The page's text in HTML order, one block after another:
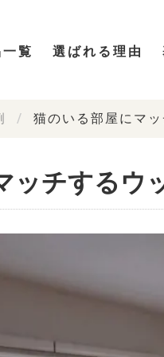
覧 選ばれる理由
猫のいる部屋にマ
ッチするウ